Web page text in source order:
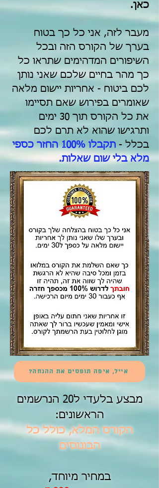
כאן.
מעבר לזה, אני כל כך בטוח
בערך של הקורס הזה ובכל
השיפורים המדהימים שתראו כל
כך מהר בחיים שלכם שאני נותן
לכם ביטוח - אחריות יישום מלאה
שאומרים בפירוש שאם תסיימו
את כל הקורס תוך 30 ימים
ותרגישו שהוא לא תרם לכם
בכלל -
תקבלו 100% החזר כספי
מלא בלי שום שאלות.
אייל, איפה תופסים את ההנחה?
מבצע בלעדי ל20 הנרשמים
הראשונים:
הקורס המלא, כולל כל
הבונוסים
במחיר מיוחד,